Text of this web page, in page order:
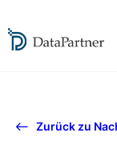
Zurück zu